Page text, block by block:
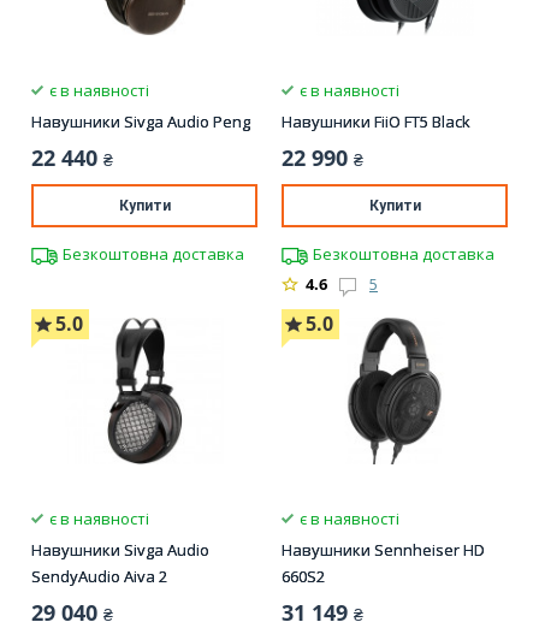
є в наявності
Навушники Sivga Audio Peng
22 440 ₴
Купити
Безкоштовна доставка
є в наявності
Навушники FiiO FT5 Black
22 990 ₴
Купити
Безкоштовна доставка
4.6
5
5.0
є в наявності
Навушники Sivga Audio
SendyAudio Aiva 2
29 040 ₴
5.0
є в наявності
Навушники Sennheiser HD
660S2
31 149 ₴